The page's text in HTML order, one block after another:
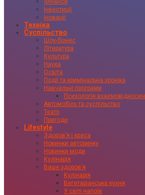
Фінанси
Інвестиції
Іновації
Техніка
Суспільство
Шоу-бізнес
Література
Культура
Наука
Освіта
Події та кримінальна хроніка
Навчальні програми
Психологія взаємовідносин
Автомобіль та суспільство
Театр
Пригоди
Lifestyle
Здоровʼя і краса
Новинки авторинку
Новинки моди
Кулінарія
Ваше здоровʼя
Кулінарія
Вегетаріанська кухня
У світі напоїв